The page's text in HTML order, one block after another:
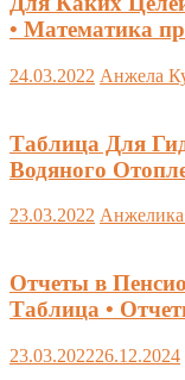
• Математика
24.03.2022 Анжела
Таблица Для
Водяного
23.03.2022
Отчеты в
Таблица •
23.03.202226.12.2024